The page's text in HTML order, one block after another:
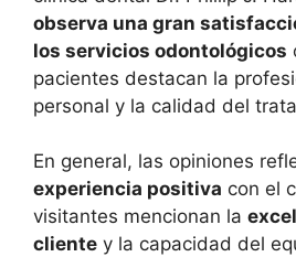
observa una gran
los servicios odontológicos
pacientes destacan la
personal y la calidad del
En general, las opiniones
experiencia positiva con el
visitantes mencionan la
cliente y la capacidad del